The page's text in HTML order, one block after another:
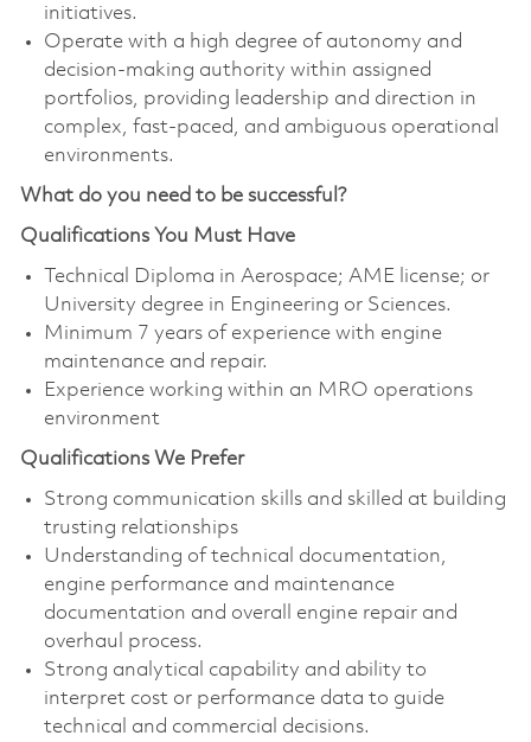
initiatives.
Operate with a high degree of autonomy and
decision-making authority within assigned
portfolios, providing leadership and direction in
complex, fast-paced, and ambiguous operational
environments.
What do you need to be successful?
Qualifications You Must Have
Technical Diploma in Aerospace; AME license; or
University degree in Engineering or Sciences.
Minimum 7 years of experience with engine
maintenance and repair.
Experience working within an MRO operations
environment
Qualifications We Prefer
Strong communication skills and skilled at building
trusting relationships
Understanding of technical documentation,
engine performance and maintenance
documentation and overall engine repair and
overhaul process.
Strong analytical capability and ability to
interpret cost or performance data to guide
technical and commercial decisions.